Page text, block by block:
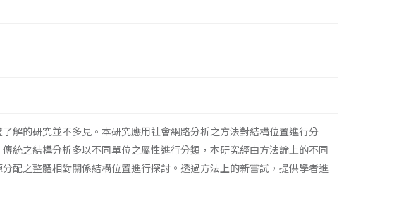
解的研究並不多見。本研究應用社會網路分析之方法對結構位置進行分
統之結構分析多以不同單位之屬性進行分類，本研究經由方法論上的不同
配之整體相對關係結構位置進行探討。透過方法上的新嘗試，提供學者進